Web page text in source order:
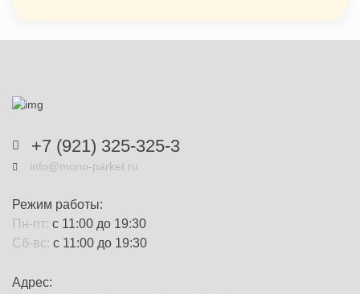
+7 (921) 325-325-3
info@mono-parket.ru
Режим работы:
Пн-пт: с 11:00 до 19:30
Сб-вс: с 11:00 до 19:30
Адрес: